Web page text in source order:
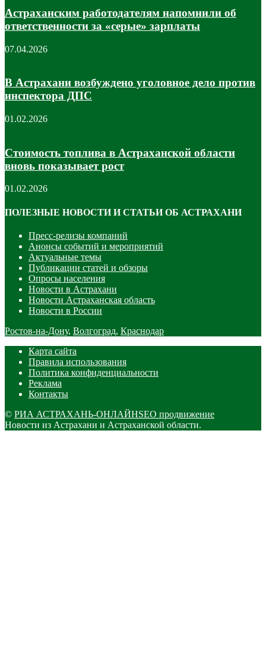
Астраханским работодателям напомнили об
ответственности за «серые» зарплаты
07.04.2026
В Астрахани возбуждено уголовное дело против
инспектора ДПС
01.02.2026
Стоимость топлива в Астраханской области
вновь показывает рост
01.02.2026
ПОЛЕЗНЫЕ НОВОСТИ И СТАТЬИ ОБ АСТРАХАНИ
Пресс-релизы компаний
Анонсы событий и мероприятий
Актуальные темы
Публикации статей и обзоры
Опросы населения
Новости в Астрахани
Новости Астраханская область
Новости в России
Ростов-на-Дону, Волгоград, Краснодар
Карта сайта
Правила использования
Политика конфиденциальности
Реклама
Контакты
© РИА АСТРАХАНЬ-ОНЛАЙНSEO продвижение
Новости из Астрахани и Астраханской области.